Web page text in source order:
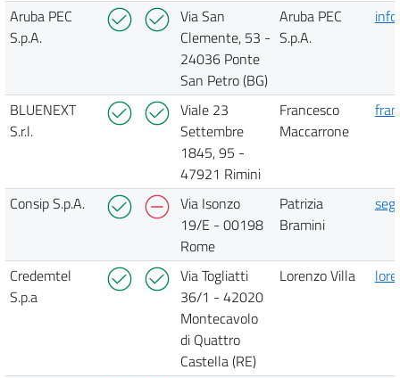
Aruba PEC
S.p.A.
Via San
Clemente, 53 -
24036 Ponte
San Petro (BG)
Aruba PEC
S.p.A.
BLUENEXT
S.r.l.
Viale 23
Settembre
1845, 95 -
47921 Rimini
Francesco
Maccarrone
Consip S.p.A.
Via Isonzo
19/E - 00198
Rome
Patrizia
Bramini
Credemtel
S.p.a
Via Togliatti
36/1 - 42020
Montecavolo
di Quattro
Castella (RE)
Lorenzo Villa